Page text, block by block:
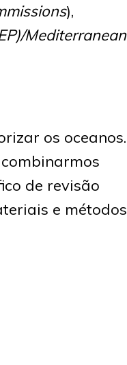
),
Mediterranean
os oceanos.
de revisão
e métodos